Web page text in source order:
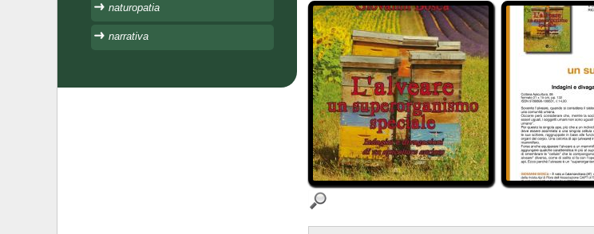
naturopatia
narrativa